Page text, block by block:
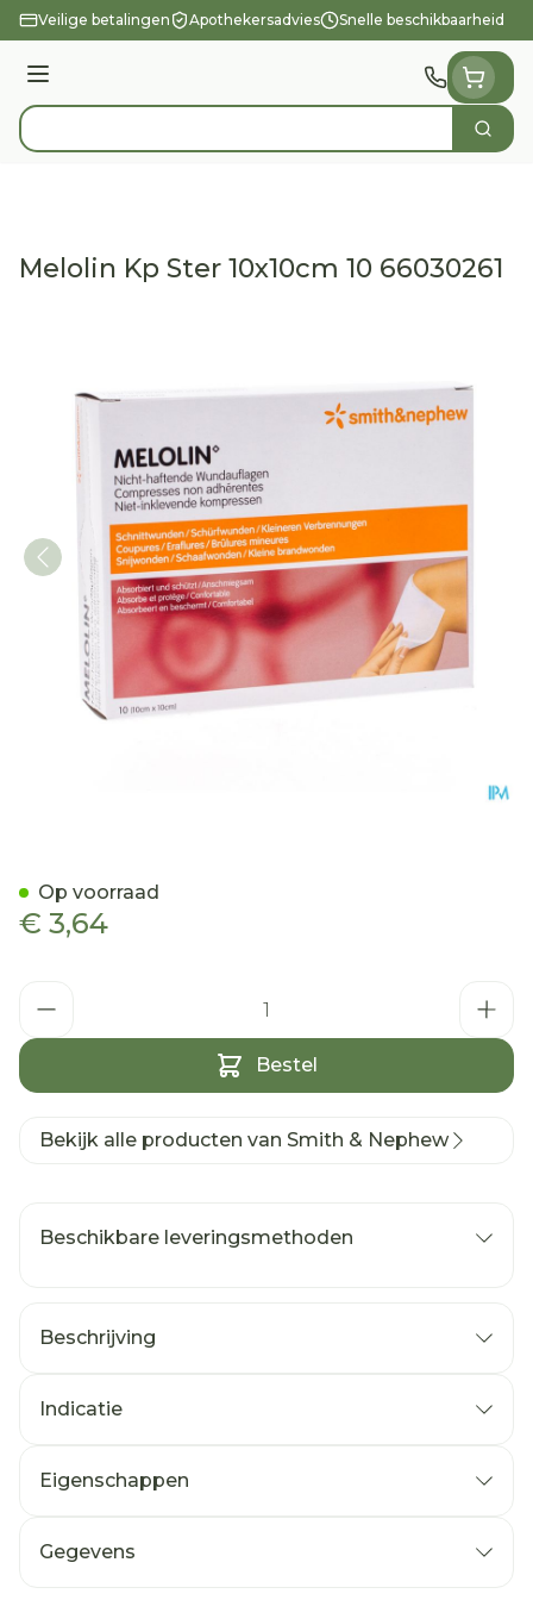
Ga naar de inhoud
Veilige betalingen Apothekersadvies Snelle beschikbaarheid
Menu
Product, merk, categorie... Zoek
Melolin Kp Ster 10x10cm 10 66030261
€ 3,64
Bestel
Op voorraad
Bekijk alle producten van Smith & Nephew
Beschikbare leveringsmethoden
Beschrijving
Indicatie
Eigenschappen
Gegevens